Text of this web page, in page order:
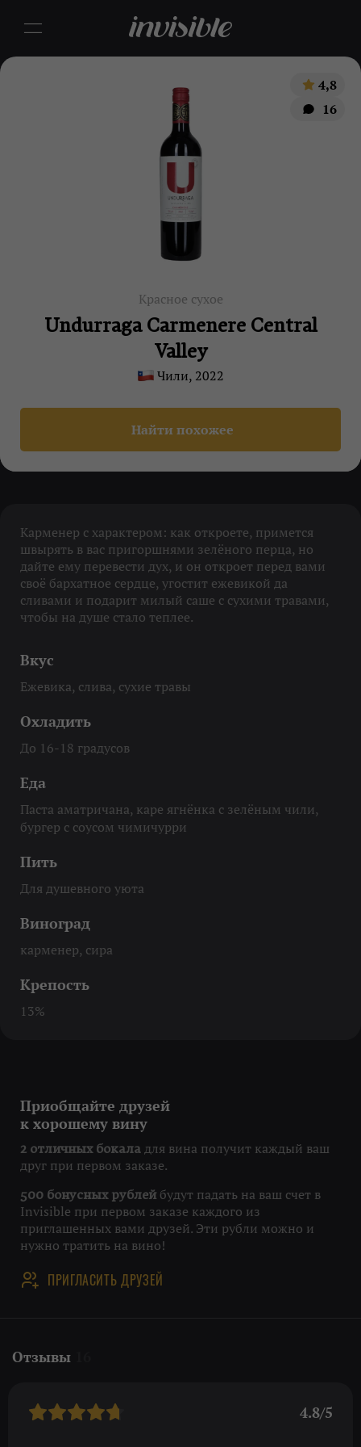
4,8
16
Красное сухое
Undurraga Carmenere Central
Valley
Чили, 2022
Найти похожее
Карменер с характером: как откроете, примется
швырять в вас пригоршнями зелёного перца, но
дайте ему перевести дух, и он откроет перед вами
своё бархатное сердце, угостит ежевикой да
сливами и подарит милый саше с сухими травами,
чтобы на душе стало теплее.
Вкус
Ежевика, слива, сухие травы
Охладить
До 16-18 градусов
Еда
Паста аматричана, каре ягнёнка с зелёным чили,
бургер с соусом чимичурри
Пить
Для душевного уюта
Виноград
карменер, сира
Крепость
13%
Приобщайте друзей
к хорошему вину
2 отличных бокала для вина получит каждый ваш
друг при первом заказе.
500 бонусных рублей будут падать на ваш счет в
Invisible при первом заказе каждого из
приглашенных вами друзей. Эти рубли можно и
нужно тратить на вино!
ПРИГЛАСИТЬ ДРУЗЕЙ
Отзывы
4.8/5